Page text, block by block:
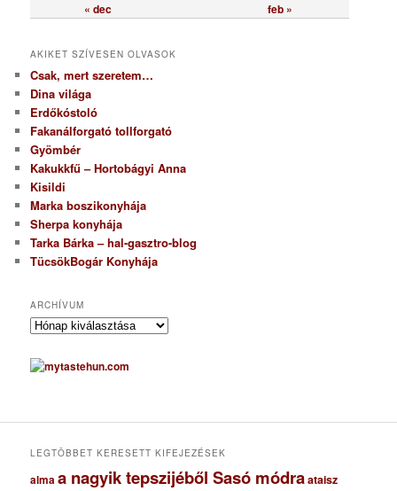
« dec feb »
AKIKET SZÍVESEN OLVASOK
Csak, mert szeretem…
Dina világa
Erdőkóstoló
Fakanálforgató tollforgató
Gyömbér
Kakukkfű – Hortobágyi Anna
Kisildi
Marka boszikonyhája
Sherpa konyhája
Tarka Bárka – hal-gasztro-blog
TücsökBogár Konyhája
ARCHÍVUM
A
c
h
u
LEGTÖBBET KERESETT KIFEJEZÉSEK
almaa nagyik tepszijéből Sasó módraataisz